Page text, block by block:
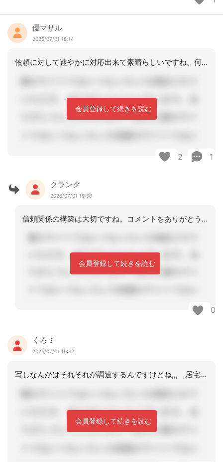
優マサル
2026/07/01 18:14
依頼に対して速やかに対応出来て素晴らしいですね。何気ないことであってもスムーズに
会員登録して続きを読む
2 1
クランク
2026/07/01 19:56
信頼関係の構築は大切ですね。コメントをありがとうございました。
会員登録して続きを読む
0
くろミ
2026/07/01 19:32
写しなんかはそれぞれが調達するんですけどね,,, 居宅変更届提出とかで原本預かっ
会員登録して続きを読む